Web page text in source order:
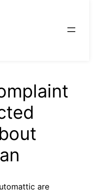
are